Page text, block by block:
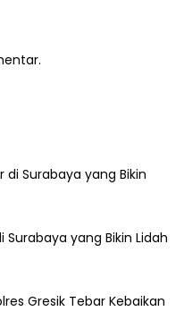
Surabaya yang Bikin Lidah
Gresik Tebar Kebaikan